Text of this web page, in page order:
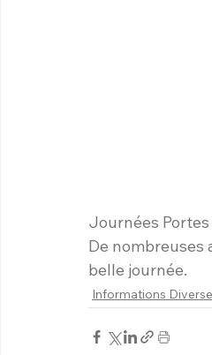
Journées
De nombreuses
belle journée.
Informations